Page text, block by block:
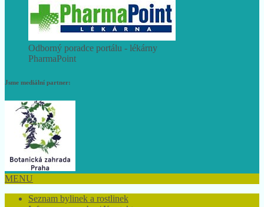
Odborný poradce portálu - lékárny
PharmaPoint
Jsme mediální partner:
MENU
Seznam bylinek a rostlinek